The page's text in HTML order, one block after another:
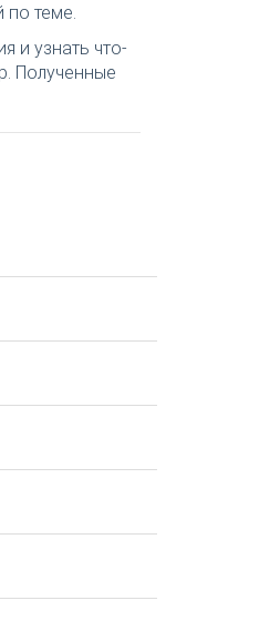
по теме.
и узнать что-
Полученные